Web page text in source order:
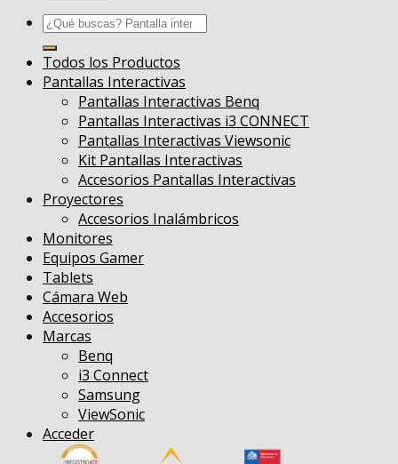
Buscar
por:
Todos los Productos
Pantallas Interactivas
Pantallas Interactivas Benq
Pantallas Interactivas i3 CONNECT
Pantallas Interactivas Viewsonic
Kit Pantallas Interactivas
Accesorios Pantallas Interactivas
Proyectores
Accesorios Inalámbricos
Monitores
Equipos Gamer
Tablets
Cámara Web
Accesorios
Marcas
Benq
i3 Connect
Samsung
ViewSonic
Acceder